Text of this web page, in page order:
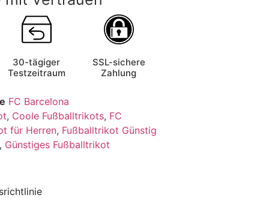
30-tägiger
Testzeitraum
SSL-sichere
Zahlung
FC Barcelona
, Coole Fußballtrikots, FC
für Herren, Fußballtrikot Günstig
, Günstiges Fußballtrikot